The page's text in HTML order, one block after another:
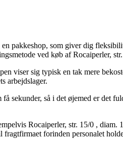
pakkeshop, som giver dig
ved køb af Rocaiperler,
viser sig typisk en tak mere
arbejdslager.
så i det øjemed er det
Rocaiperler, str. 15/0 ,
fragtfirmaet forinden personalet